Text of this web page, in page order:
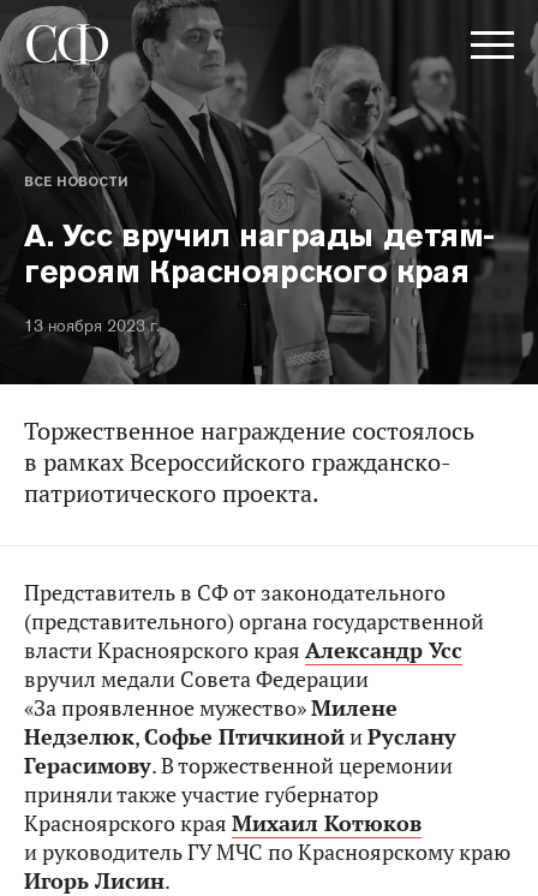
ВСЕ НОВОСТИ
А. Усс вручил награды детям-
героям Красноярского края
13 ноября 2023 г.
Торжественное награждение состоялось
в рамках Всероссийского гражданско-
патриотического проекта.
Представитель в СФ от законодательного
(представительного) органа государственной
власти Красноярского края Александр Усс
вручил медали Совета Федерации
«За проявленное мужество»Милене
Недзелюк,Софье ПтичкинойиРуслану
Герасимову. В торжественной церемонии
приняли также участие губернатор
Красноярского края Михаил Котюков
и руководитель ГУ МЧС по Красноярскому краю
Игорь Лисин.